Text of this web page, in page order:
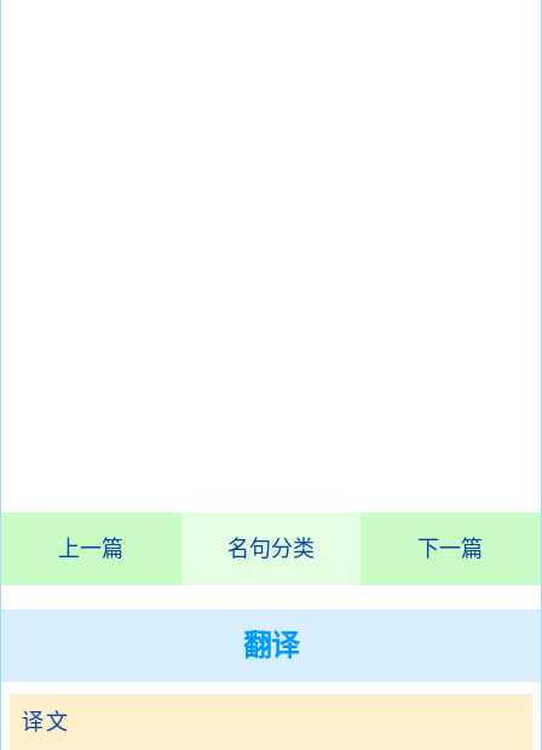
上一篇 名句分类 下一篇
翻译
译文